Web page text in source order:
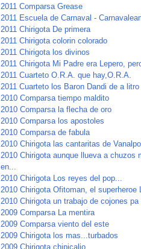
2011 Comparsa Grease
2011 Escuela de Carnaval -
2011 Chirigota De primera
2011 Chirigota colorin colorado
2011 Chirigota los divinos
2011 Chirigota Mi Padre era Lepero,
2011 Cuarteto O.R.A. que hay,O.R.A.
2011 Cuarteto los Baron Dandi de a litro
2010 Comparsa tiempo maldito
2010 Comparsa la flecha de oro
2010 Comparsa los apostoles
2010 Comparsa de fabula
2010 Chirigota las cantaritas de
2010 Chirigota aunque llueva a chuzos
en...
2010 Chirigota Los reyes del pop...
2010 Chirigota Ofitoman, el superheroe
2010 Chirigota un trabajo de cojones
2009 Comparsa La mentira
2009 Comparsa viento del este
2009 Chirigota los mas...turbados
2009 Chirigota chipicalio